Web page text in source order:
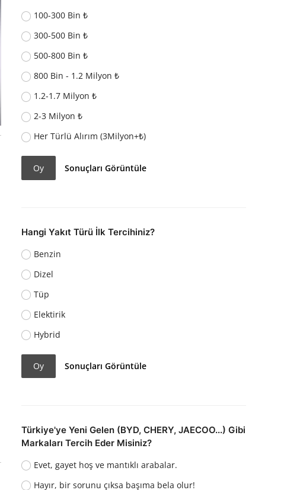
100-300 Bin ₺
300-500 Bin ₺
500-800 Bin ₺
800 Bin - 1.2 Milyon ₺
1.2-1.7 Milyon ₺
2-3 Milyon ₺
Her Türlü Alırım (3Milyon+₺)
Oy Sonuçları Görüntüle
Hangi Yakıt Türü İlk Tercihiniz?
Benzin
Dizel
Tüp
Elektirik
Hybrid
Oy Sonuçları Görüntüle
Türkiye'ye Yeni Gelen (BYD, CHERY, JAECOO...) Gibi
Markaları Tercih Eder Misiniz?
Evet, gayet hoş ve mantıklı arabalar.
Hayır, bir sorunu çıksa başıma bela olur!